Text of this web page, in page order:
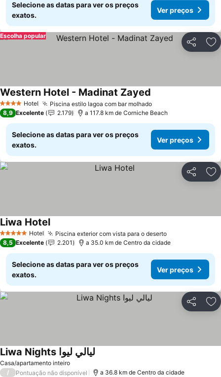
Selecione as datas para ver os preços
exatos.
Ver preços
Partilhar
Escolha popular
4 EstrelasHotel Piscina estilo lagoa com bar molhadoVer preços
Western Hotel - Madinat Zayed
8,9 Excelente 2.179 a 117.8 km de Corniche Beach
Selecione as datas para ver os preços
exatos.
Ver preços
Partilhar
5 Estrelas Hotel Piscina exterior com vista para o desertoVer preços
Liwa HotelVer preços
8,5 Excelente 2.201 a 35.0 km de Centro da cidade
Selecione as datas para ver os preços
exatos.
Ver preços
Partilhar
Casa/apartamento inteiro
Liwa Nights ليالي ليوا
/ Pontuação não disponível a 36.8 km de Centro da cidade